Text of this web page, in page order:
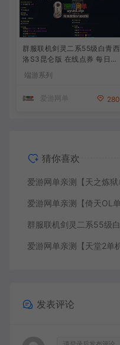
群服联机剑灵二系55级白青西
洛S3昆仑版 在线点券 每日礼
包 复古玩法
端游系列
爱游网单 280
猜你喜欢
发表评论